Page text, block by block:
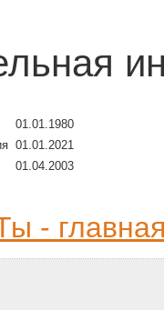
01.01.1980
01.01.2021
01.04.2003
-